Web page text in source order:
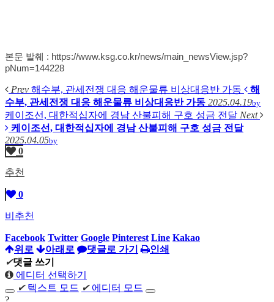
본문 발췌 : https://www.ksg.co.kr/news/main_newsView.jsp?
pNum=144228
Prev 해수부, 관세전쟁 대응 해운물류 비상대응반 가동
해
수부, 관세전쟁 대응 해운물류 비상대응반 가동 2025.04.19by
케이조선, 대한적십자에 경남 산불피해 구호 성금 전달 Next
케이조선, 대한적십자에 경남 산불피해 구호 성금 전달
2025.04.05by
0
추천
0
비추천
Facebook Twitter Google Pinterest Line Kakao
위로
아래로 댓글로 가기
인쇄
✔댓글 쓰기
에디터 선택하기
✔ 텍스트 모드 ✔ 에디터 모드